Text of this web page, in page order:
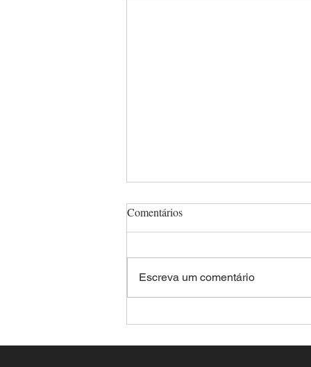
Aplicativos de relacionamento:
Comentários
Escreva um comentário